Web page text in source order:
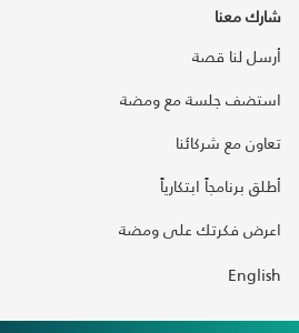
شارك معنا
أرسل لنا قصة
استضف جلسة مع ومضة
تعاون مع شركائنا
أطلق برنامجاً ابتكارياً
اعرض فكرتك على ومضة
English